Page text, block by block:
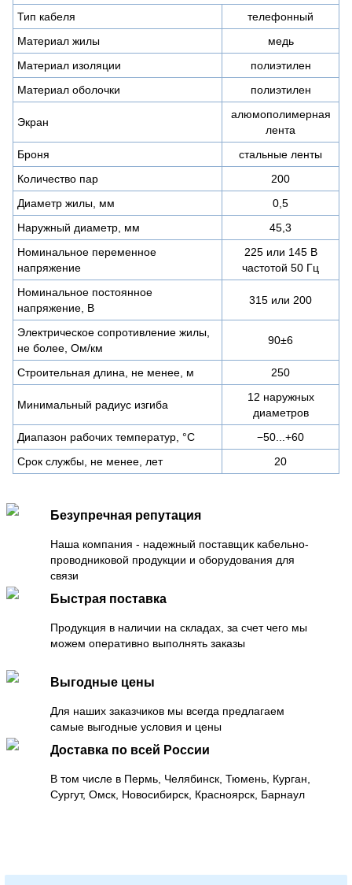
Тип кабеля
телефонный
Материал жилы
медь
Материал изоляции
полиэтилен
Материал оболочки
полиэтилен
Экран
алюмополимерная
лента
Броня
стальные ленты
Количество пар
200
Диаметр жилы, мм
0,5
Наружный диаметр, мм
45,3
Номинальное переменное
напряжение
225 или 145 В
частотой 50 Гц
Номинальное постоянное
напряжение, В
315 или 200
Электрическое сопротивление жилы,
не более, Ом/км
90±6
Строительная длина, не менее, м 250
Минимальный радиус изгиба
12 наружных
диаметров
Диапазон рабочих температур, °C
−50...+60
Срок службы, не менее, лет
20
Безупречная репутация
Наша компания - надежный поставщик кабельно-
проводниковой продукции и оборудования для
связи
Быстрая поставка
Продукция в наличии на складах, за счет чего мы
можем оперативно выполнять заказы
Выгодные цены
Для наших заказчиков мы всегда предлагаем
самые выгодные условия и цены
Доставка по всей России
В том числе в Пермь, Челябинск, Тюмень, Курган,
Сургут, Омск, Новосибирск, Красноярск, Барнаул